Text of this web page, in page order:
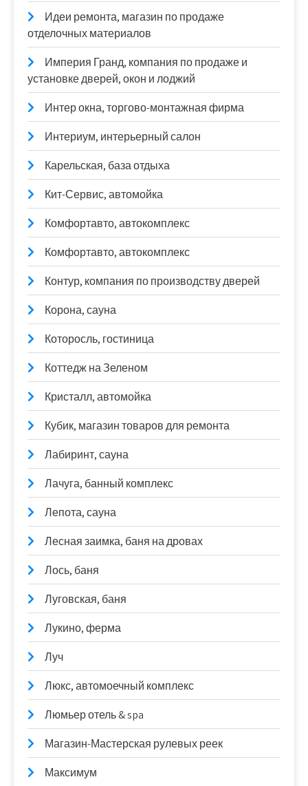
Идеи ремонта, магазин по продаже
отделочных материалов
Империя Гранд, компания по продаже и
установке дверей, окон и лоджий
Интер окна, торгово-монтажная фирма
Интериум, интерьерный салон
Карельская, база отдыха
Кит-Сервис, автомойка
Комфортавто, автокомплекс
Комфортавто, автокомплекс
Контур, компания по производству дверей
Корона, сауна
Которосль, гостиница
Коттедж на Зеленом
Кристалл, автомойка
Кубик, магазин товаров для ремонта
Лабиринт, сауна
Лачуга, банный комплекс
Лепота, сауна
Лесная заимка, баня на дровах
Лось, баня
Луговская, баня
Лукино, ферма
Луч
Люкс, автомоечный комплекс
Люмьер отель & spa
Магазин-Мастерская рулевых реек
Максимум